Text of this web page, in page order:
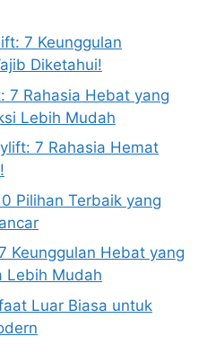
7 Keunggulan
Diketahui!
7 Rahasia Hebat yang
Lebih Mudah
7 Rahasia Hemat
Pilihan Terbaik yang
Keunggulan Hebat yang
Lebih Mudah
Luar Biasa untuk